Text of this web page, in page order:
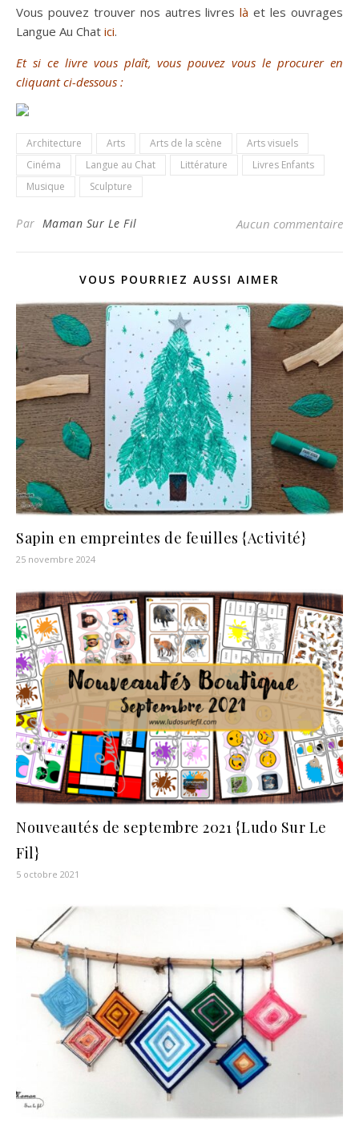
Vous pouvez trouver nos autres livreslà et les ouvrages
Langue Au Chat ici.
Et si ce livre vous plaît, vous pouvez vous le procurer en
cliquant ci-dessous :
Architecture Arts Arts de la scène
Arts visuels
Cinéma
Langue au Chat Littérature
Livres Enfants
Musique
Sculpture
Par Maman Sur Le Fil Aucun commentaire
VOUS POURRIEZ AUSSI AIMER
Sapin en empreintes de feuilles {Activité}
25 novembre 2024
Nouveautés de septembre 2021 {Ludo Sur Le
Fil}
5 octobre 2021